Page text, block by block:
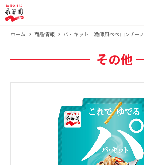
ホーム 商品情報 パ・キット 漁師風ペペロンチーノ
その他